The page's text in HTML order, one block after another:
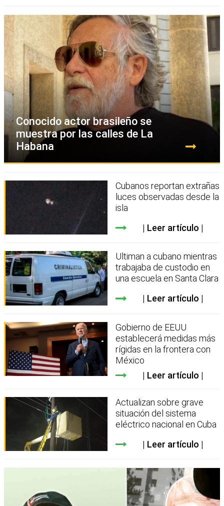
Conocido actor brasileño se
muestra por las calles de La
Habana
Cubanos reportan extrañas
luces observadas desde la
isla
Leer artículo
Ultiman a cubano mientras
trabajaba de custodio en
una escuela en Santa Clara
Leer artículo
Gobierno de EEUU
establecerá medidas más
rígidas en la frontera con
México
Leer artículo
Actualizan sobre grave
situación del sistema
eléctrico nacional en Cuba
Leer artículo